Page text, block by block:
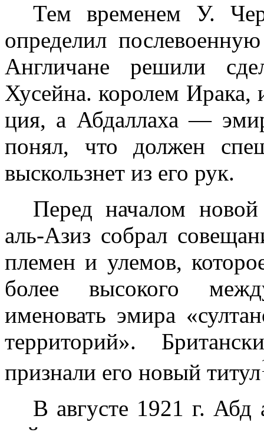
Тем временем У.
определил
Англичане решили
Хусейна. королем Ирака,
ция, а Абдаллаха —
понял, что должен
выскользнет из его рук.
Перед началом
аль-Азиз собрал
племен и улемов,
более высокого
именовать эмира
территорий».
признали его новый титул
В августе 1921 г. Абд